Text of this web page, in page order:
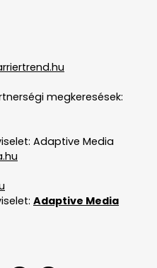
megkeresések:
Adaptive Media
Adaptive Media